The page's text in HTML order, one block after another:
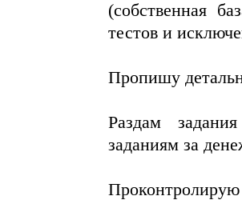
(собственная
тестов и
Пропишу
Раздам
заданиям за